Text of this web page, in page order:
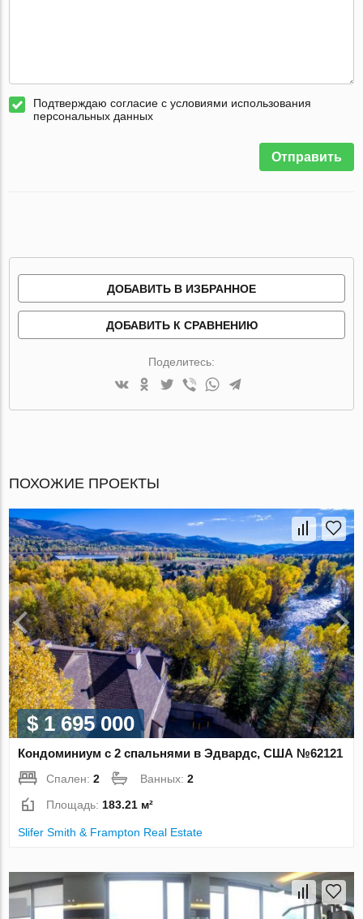
Подтверждаю согласие с условиями использования
персональных данных
Отправить
ДОБАВИТЬ В ИЗБРАННОЕ
ДОБАВИТЬ К СРАВНЕНИЮ
Поделитесь:
ПОХОЖИЕ ПРОЕКТЫ
$ 1 695 000
Кондоминиум с 2 спальнями в Эдвардс, США №62121
Спален:2 Ванных:2
Площадь:183.21 м²
Slifer Smith & Frampton Real Estate